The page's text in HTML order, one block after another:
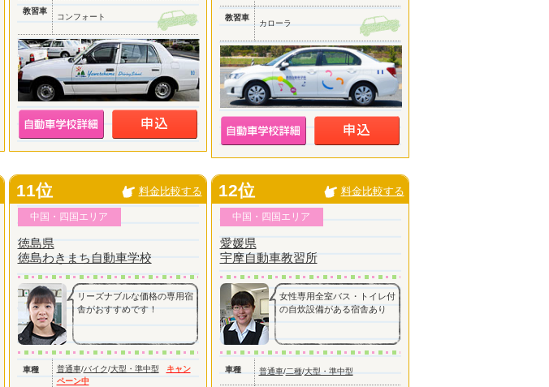
教習車
コンフォート 教習車
カローラ
11位 料金比較する
中国・四国エリア
徳島県
徳島わきまち自動車学校
リーズナブルな価格の専用宿
舎がおすすめです！
車種 普通車/バイク/大型・準中型
キャン
ペーン中
12位 料金比較する
中国・四国エリア
愛媛県
宇摩自動車教習所
女性専用全室バス・トイレ付
の自炊設備がある宿舎あり
車種 普通車/二種/大型・準中型